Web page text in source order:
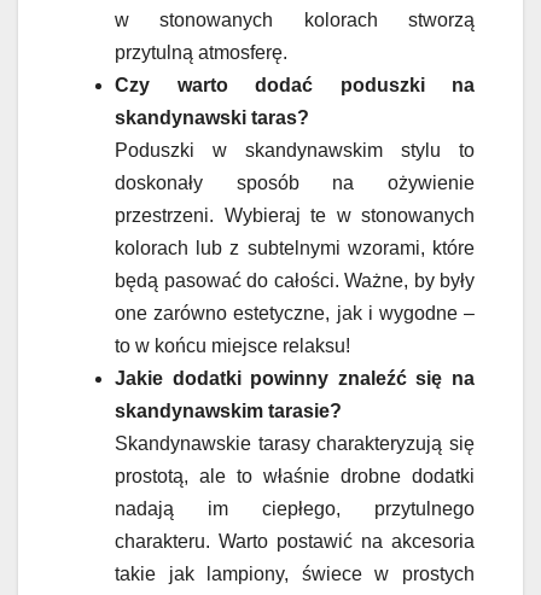
w stonowanych kolorach stworzą
przytulną atmosferę.
Czy warto dodać poduszki na
skandynawski taras?
Poduszki w skandynawskim stylu to
doskonały sposób na ożywienie
przestrzeni. Wybieraj te w stonowanych
kolorach lub z subtelnymi wzorami, które
będą pasować do całości. Ważne, by były
one zarówno estetyczne, jak i wygodne –
to w końcu miejsce relaksu!
Jakie dodatki powinny znaleźć się na
skandynawskim tarasie?
Skandynawskie tarasy charakteryzują się
prostotą, ale to właśnie drobne dodatki
nadają im ciepłego, przytulnego
charakteru. Warto postawić na akcesoria
takie jak lampiony, świece w prostych